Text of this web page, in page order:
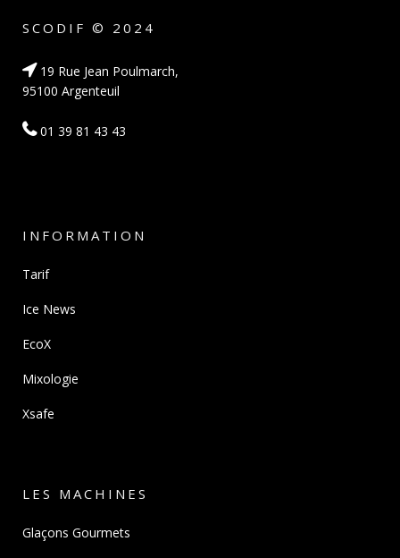
SCODIF © 2024
19 Rue Jean Poulmarch,
95100 Argenteuil
01 39 81 43 43
INFORMATION
Tarif
Ice News
EcoX
Mixologie
Xsafe
LES MACHINES
Glaçons Gourmets